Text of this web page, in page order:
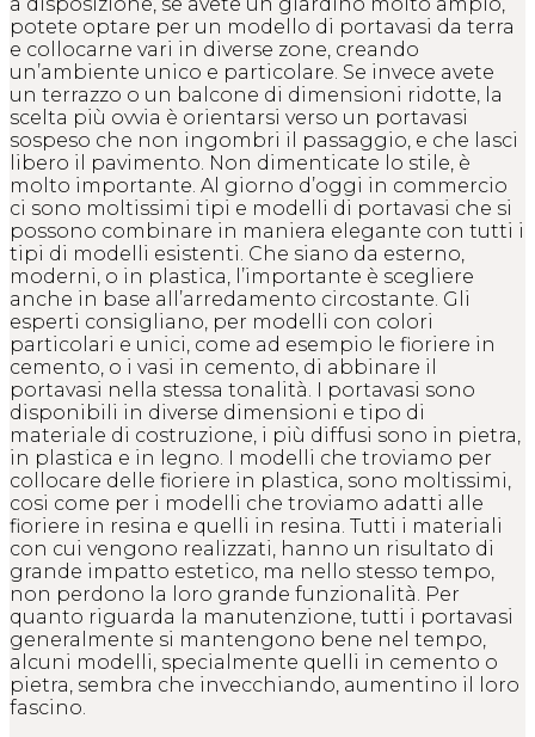
a disposizione, se avete un giardino molto ampio,
potete optare per un modello di portavasi da terra
e collocarne vari in diverse zone, creando
un’ambiente unico e particolare. Se invece avete
un terrazzo o un balcone di dimensioni ridotte, la
scelta più ovvia è orientarsi verso un portavasi
sospeso che non ingombri il passaggio, e che lasci
libero il pavimento. Non dimenticate lo stile, è
molto importante. Al giorno d’oggi in commercio
ci sono moltissimi tipi e modelli di portavasi che si
possono combinare in maniera elegante con tutti i
tipi di modelli esistenti. Che siano da esterno,
moderni, o in plastica, l’importante è scegliere
anche in base all’arredamento circostante. Gli
esperti consigliano, per modelli con colori
particolari e unici, come ad esempio le fioriere in
cemento, o i vasi in cemento, di abbinare il
portavasi nella stessa tonalità. I portavasi sono
disponibili in diverse dimensioni e tipo di
materiale di costruzione, i più diffusi sono in pietra,
in plastica e in legno. I modelli che troviamo per
collocare delle fioriere in plastica, sono moltissimi,
cosi come per i modelli che troviamo adatti alle
fioriere in resina e quelli in resina. Tutti i materiali
con cui vengono realizzati, hanno un risultato di
grande impatto estetico, ma nello stesso tempo,
non perdono la loro grande funzionalità. Per
quanto riguarda la manutenzione, tutti i portavasi
generalmente si mantengono bene nel tempo,
alcuni modelli, specialmente quelli in cemento o
pietra, sembra che invecchiando, aumentino il loro
fascino.